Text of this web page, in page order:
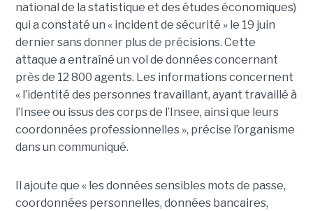
national de la statistique et des études économiques)
qui a constaté un « incident de sécurité » le 19 juin
dernier sans donner plus de précisions. Cette
attaque a entraîné un vol de données concernant
près de 12 800 agents. Les informations concernent
« l’identité des personnes travaillant, ayant travaillé à
l’Insee ou issus des corps de l’Insee, ainsi que leurs
coordonnées professionnelles », précise l’organisme
dans un communiqué.
Il ajoute que « les données sensibles mots de passe,
coordonnées personnelles, données bancaires,